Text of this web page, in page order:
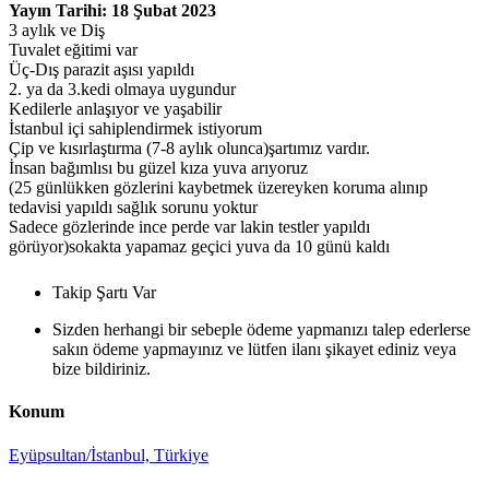
Yayın Tarihi: 18 Şubat 2023
3 aylık ve Diş
Tuvalet eğitimi var
Üç-Dış parazit aşısı yapıldı
2. ya da 3.kedi olmaya uygundur
Kedilerle anlaşıyor ve yaşabilir
İstanbul içi sahiplendirmek istiyorum
Çip ve kısırlaştırma (7-8 aylık olunca)şartımız vardır.
İnsan bağımlısı bu güzel kıza yuva arıyoruz
(25 günlükken gözlerini kaybetmek üzereyken koruma alınıp
tedavisi yapıldı sağlık sorunu yoktur
Sadece gözlerinde ince perde var lakin testler yapıldı
görüyor)sokakta yapamaz geçici yuva da 10 günü kaldı
Takip Şartı Var
Sizden herhangi bir sebeple ödeme yapmanızı talep ederlerse
sakın ödeme yapmayınız ve lütfen ilanı şikayet ediniz veya
bize bildiriniz.
Konum
Eyüpsultan/İstanbul, Türkiye